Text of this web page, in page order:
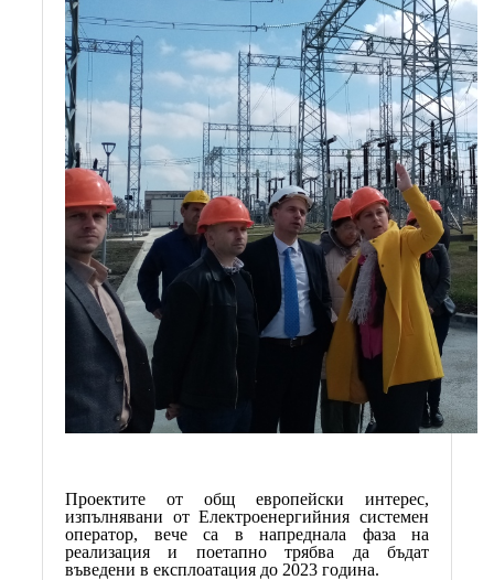
Проектите от общ европейски интерес,
изпълнявани от Електроенергийния системен
оператор, вече са в напреднала фаза на
реализация и поетапно трябва да бъдат
въведени в експлоатация до 2023 година.